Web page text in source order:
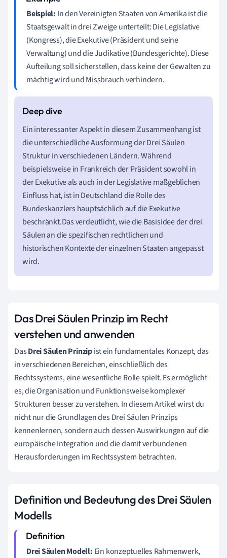
Beispiel: In den Vereinigten Staaten von Amerika ist die
Staatsgewalt in drei Zweige unterteilt: Die Legislative
(Kongress), die Exekutive (Präsident und seine
Verwaltung) und die Judikative (Bundesgerichte). Diese
Aufteilung soll sicherstellen, dass keine der Gewalten zu
mächtig wird und Missbrauch verhindern.
Ein interessanter Aspekt in diesem Zusammenhang ist
die unterschiedliche Ausformung der Drei Säulen
Struktur in verschiedenen Ländern. Während
beispielsweise in Frankreich der Präsident sowohl in
der Exekutive als auch in der Legislative maßgeblichen
Einfluss hat, ist in Deutschland die Rolle des
Bundeskanzlers hauptsächlich auf die Exekutive
beschränkt.Das verdeutlicht, wie die Basisidee der drei
Säulen an die spezifischen rechtlichen und
historischen Kontexte der einzelnen Staaten angepasst
wird.
Das Drei Säulen Prinzip im Recht
verstehen und anwenden
DasDrei Säulen Prinzipist ein fundamentales Konzept, das
in verschiedenen Bereichen, einschließlich des
Rechtssystems, eine wesentliche Rolle spielt. Es ermöglicht
es, die Organisation und Funktionsweise komplexer
Strukturen besser zu verstehen. In diesem Artikel wirst du
nicht nur die Grundlagen des Drei Säulen Prinzips
kennenlernen, sondern auch dessen Auswirkungen auf die
europäische Integration und die damit verbundenen
Herausforderungen im Rechtssystem betrachten.
Definition und Bedeutung des Drei Säulen
Modells
Drei Säulen Modell: Ein konzeptuelles Rahmenwerk,